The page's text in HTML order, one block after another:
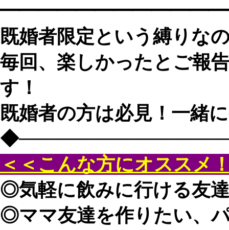
既婚者限定という縛りな
毎回、楽しかったとご報
す！
既婚者の方は必見！一緒
＜＜こんな方にオススメ
◎気軽に飲みに行ける友
◎ママ友達を作りたい、